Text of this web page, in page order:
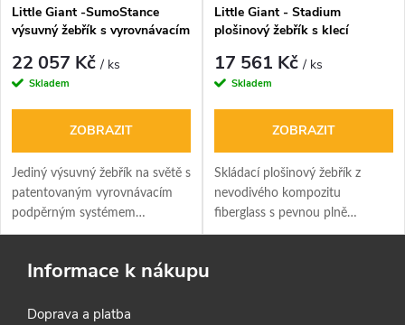
Little Giant -SumoStance
výsuvný žebřík s vyrovnávacím
22 057 Kč/ ks
Skladem
ZOBRAZIT
Jediný výsuvný žebřík na světě s
patentovaným vyrovnávacím
podpěrným systémem
SumoStance s nejvyšším
zatížení vhodné pro
domácí použití.
Little Giant - Stadium
plošinový žebřík s klecí
17 561 Kč/ ks
Skladem
ZOBRAZIT
Skládací plošinový žebřík z
nevodivého kompozitu
fiberglass s pevnou plně
uzavřenou klecí a podpěrnými
Informace k nákupu
Doprava a platba